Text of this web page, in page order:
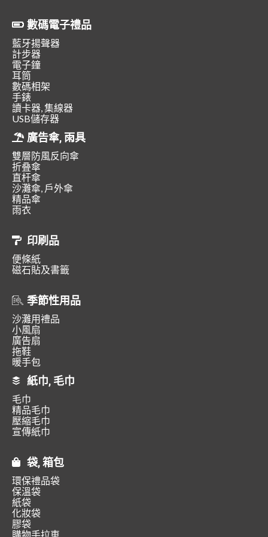
數碼電子禮品
藍牙揚聲器
計步器
電子鐘
耳筒
數碼相架
手錶
讀卡器, 集線器
USB儲存器
廣告傘, 雨具
雙層防風反向傘
折叠傘
直杆傘
沙灘傘, 戶外傘
精品傘
雨衣
印刷品
便條紙
磁石貼及書籤
季節性用品
沙灘用禮品
小風扇
廣告扇
拖鞋
暖手包
紙巾, 毛巾
毛巾
精品毛巾
壓縮毛巾
宣傳紙巾
袋, 箱包
環保禮品袋
保溫袋
紙袋
化妝袋
膠袋
購物手拉車